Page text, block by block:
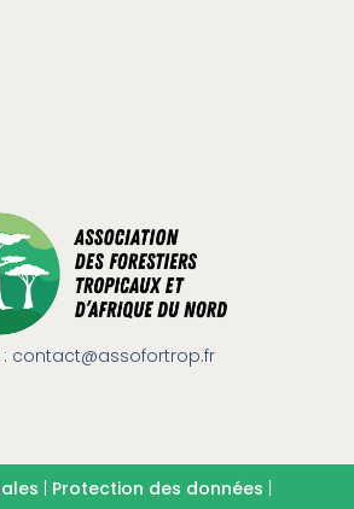
: contact@assofortrop.fr​
| Protection des données |